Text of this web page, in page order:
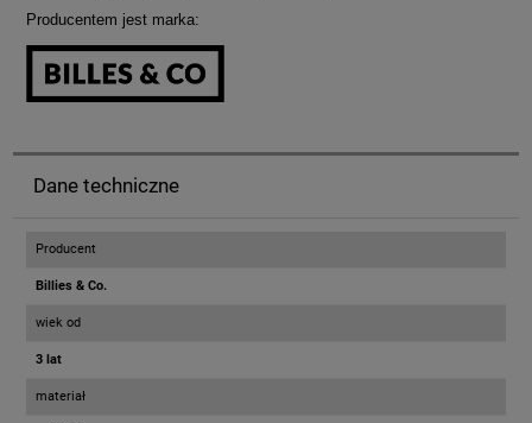
Producentem jest marka:
Dane techniczne
Producent
Billies & Co.
wiek od
3 lat
materiał